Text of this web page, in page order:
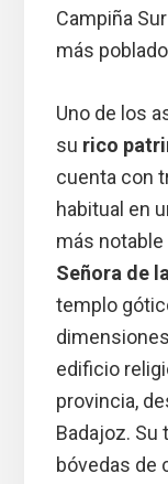
Campiña
más
Uno de los
su rico
cuenta con
habitual en
más notable
Señora de
templo
edificio
provincia,
Badajoz. Su
bóvedas de